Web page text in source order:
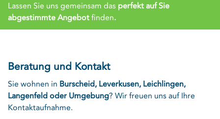
Lassen Sie uns gemeinsam das perfekt auf Sie
abgestimmte Angebotfinden.
Beratung und Kontakt
Sie wohnen in Burscheid, Leverkusen, Leichlingen,
Langenfeld oder Umgebung? Wir freuen uns auf Ihre
Kontaktaufnahme.